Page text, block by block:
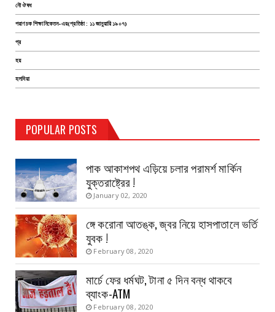
নৌ ঔষধ
পরাণচক শিক্ষানিকেতন-এর(প্রতিষ্ঠা : ১১ জানুয়ারি ১৯০৭)
প্র
হয়
হলদিয়া
POPULAR POSTS
TEST PAGE
Haldia Bandar August 14, 2019
পাক আকাশপথ এড়িয়ে চলার পরামর্শ মার্কিন
যুক্তরাষ্ট্রের !
January 02, 2020
ঙ্গে করোনা আতঙ্ক, জ্বর নিয়ে হাসপাতালে ভর্তি
যুবক !
February 08, 2020
মার্চে ফের ধর্মঘট, টানা ৫ দিন বন্ধ থাকবে
ব্যাংক-ATM
February 08, 2020